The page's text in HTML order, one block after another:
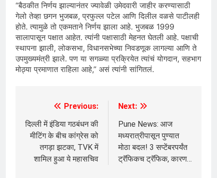
“बैठकीत निर्णय झाल्यानंतर ज्यावेळी उमेदवारी जाहीर करण्यासाठी
गेलो तेव्हा छगन भुजबळ, प्रफुल्ल पटेल आणि दिलील वळसे पाटीलही
होते. त्यामुळे तो एकमताने निर्णय झाला आहे. भुजबळ 1999
सालापासून पक्षात आहेत. त्यांनी पक्षासाठी मेहनत घेतली आहे. पक्षाची
स्थापना झाली, लोकसभा, विधानसभेच्या निवडणूक लागल्या आणि ते
उपमुख्यमंत्री झाले. पण या सगळ्या प्रक्रियेत त्यांचं योगदान, सहभाग
मोठ्या प्रमाणात राहिला आहे,” असं त्यांनी सांगितलं.
navigation
Previous:
दिल्ली में इंडिया गठबंधन की
मीटिंग के बीच कांग्रेस को
तगड़ा झटका, TVK में
शामिल हुआ ये महासचिव
Next:
Pune News: आज
मध्यरात्रीपासून पुण्यात
मोठा बदल! 3 सप्टेंबरपर्यंत
ट्रॅफिकच ट्रॅफिक, कारण…